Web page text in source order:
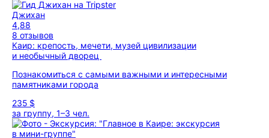
Джихан
4,88
8 отзывов
Каир: крепость, мечети, музей цивилизации
и необычный дворец
Познакомиться с самыми важными и интересными
памятниками города
235 $
за группу, 1–3 чел.